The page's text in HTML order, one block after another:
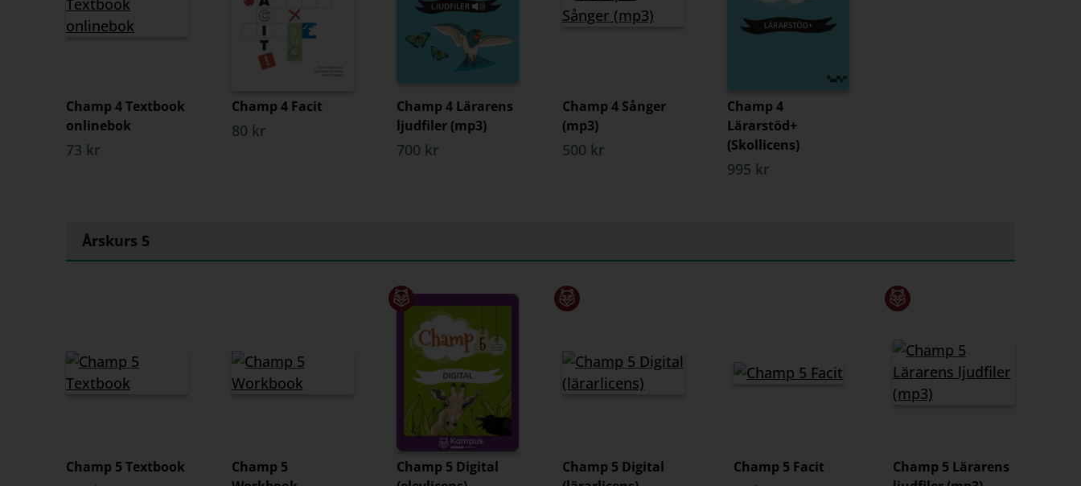
Champ 4 Textbook
onlinebok
73 kr
Champ 4 Facit
80 kr
Champ 4 Lärarens
ljudfiler (mp3)
700 kr
Champ 4 Sånger
(mp3)
500 kr
Champ 4
Lärarstöd+
(Skollicens)
995 kr
Årskurs 5
Champ 5 Textbook
Champ 5
Champ 5 Digital
Champ 5 Digital
Champ 5 Facit
Champ 5 Lärarens